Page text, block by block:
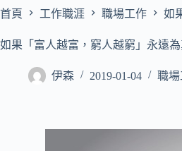
首頁 工作職涯 職場工作 如
如果「富人越富，窮人越窮」永遠
伊森 2019-01-04 職